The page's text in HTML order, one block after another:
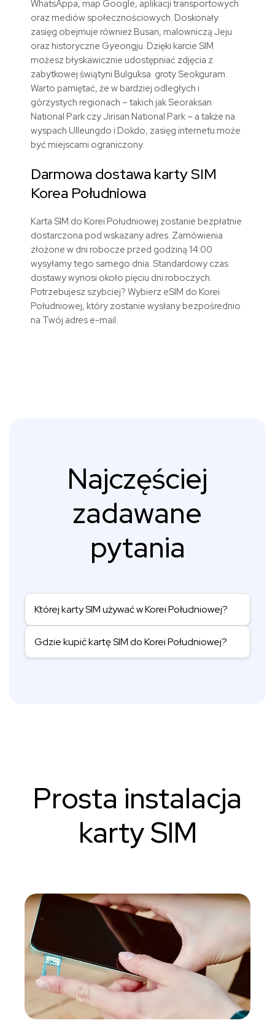
WhatsAppa, map Google, aplikacji transportowych
oraz mediów społecznościowych. Doskonały
zasięg obejmuje również Busan, malowniczą Jeju
oraz historyczne Gyeongju. Dzięki karcie SIM
możesz błyskawicznie udostępniać zdjęcia z
zabytkowej świątyni Bulguksa groty Seokguram.
Warto pamiętać, że w bardziej odległych i
górzystych regionach – takich jak Seoraksan
National Park czy Jirisan National Park – a także na
wyspach Ulleungdo i Dokdo, zasięg internetu może
być miejscami ograniczony.
Darmowa dostawa karty SIM
Korea Południowa
Karta SIM do Korei Południowej zostanie bezpłatnie
dostarczona pod wskazany adres. Zamówienia
złożone w dni robocze przed godziną 14:00
wysyłamy tego samego dnia. Standardowy czas
dostawy wynosi około pięciu dni roboczych.
Potrzebujesz szybciej? Wybierz eSIM do Korei
Południowej, który zostanie wysłany bezpośrednio
na Twój adres e-mail.
Najczęściej
zadawane
pytania
Której karty SIM używać w Korei Południowej?
Gdzie kupić kartę SIM do Korei Południowej?
Prosta instalacja
karty SIM